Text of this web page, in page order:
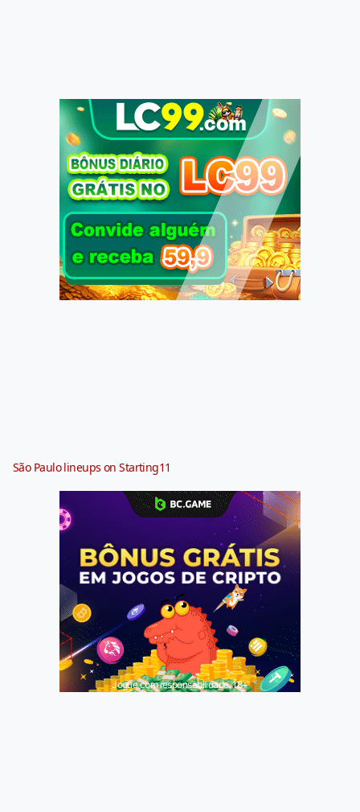
São Paulo lineups on Starting11
Jogue com responsabilidade. 18+